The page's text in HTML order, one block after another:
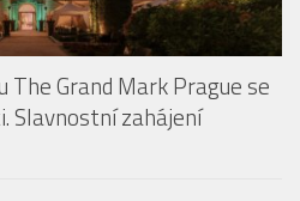
The Grand Mark Prague se
Slavnostní zahájení